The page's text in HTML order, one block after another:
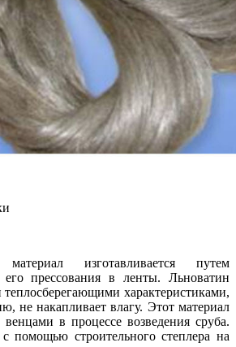
изготавливается путем
прессования в ленты. Льноватин
теплосберегающими характеристиками,
не накапливает влагу. Этот материал
венцами в процессе возведения сруба.
помощью строительного степлера на